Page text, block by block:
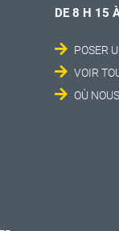
DE 8 H 15
POSER
VOIR
OÙ